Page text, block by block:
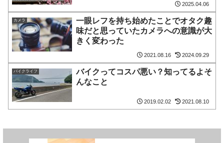
2025.04.06
カメラ
一眼レフを持ち始めたことでオタク趣
味だと思っていたカメラへの意識が大
きく変わった
2021.08.16 2024.09.29
バイクライフ
バイクってコスパ悪い？知ってるよそ
んなこと
2019.02.02 2021.08.10